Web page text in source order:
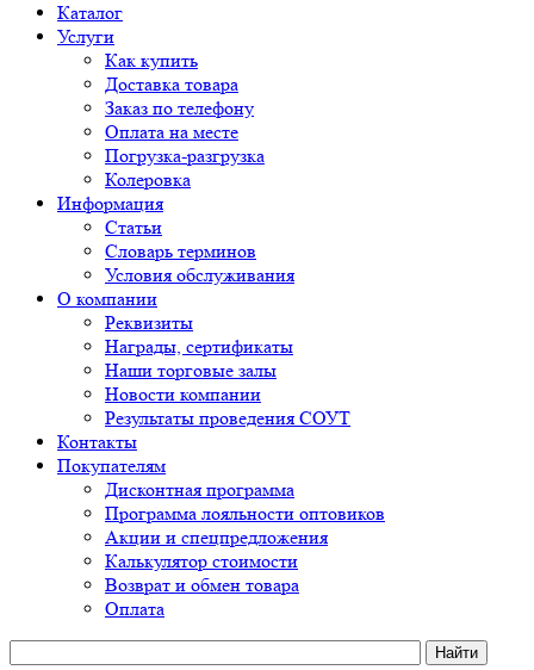
Каталог
Услуги
Как купить
Доставка товара
Заказ по телефону
Оплата на месте
Погрузка-разгрузка
Колеровка
Информация
Статьи
Словарь терминов
Условия обслуживания
О компании
Реквизиты
Награды, сертификаты
Наши торговые залы
Новости компании
Результаты проведения СОУТ
Контакты
Покупателям
Дисконтная программа
Программа лояльности оптовиков
Акции и спецпредложения
Калькулятор стоимости
Возврат и обмен товара
Оплата